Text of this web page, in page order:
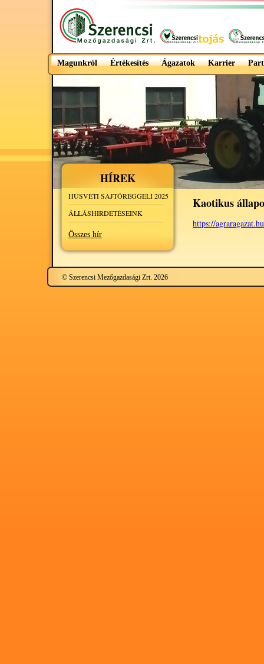
Magunkról Értékesítés Ágazatok Karrier
HÍREK
HÚSVÉTI SAJTÓREGGELI 2025
ÁLLÁSHIRDETÉSEINK
Összes hír
Kaotikus
https://
© Szerencsi Mezőgazdasági Zrt. 2026